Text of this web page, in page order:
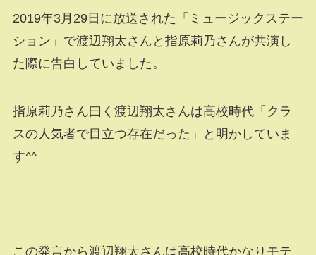
2019年3月29日に放送された「ミュージックステー
ション」で渡辺翔太さんと指原莉乃さんが共演し
た際に告白していました。
指原莉乃さん曰く渡辺翔太さんは高校時代「クラ
スの人気者で目立つ存在だった」と明かしていま
す^^
この発言から渡辺翔太さんは高校時代かなりモテ